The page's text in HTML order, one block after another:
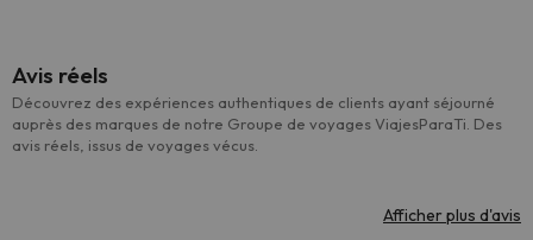
Avis réels
Découvrez des expériences authentiques de clients ayant séjourné
auprès des marques de notre Groupe de voyages ViajesParaTi. Des
avis réels, issus de voyages vécus.
Afficher plus d'avis